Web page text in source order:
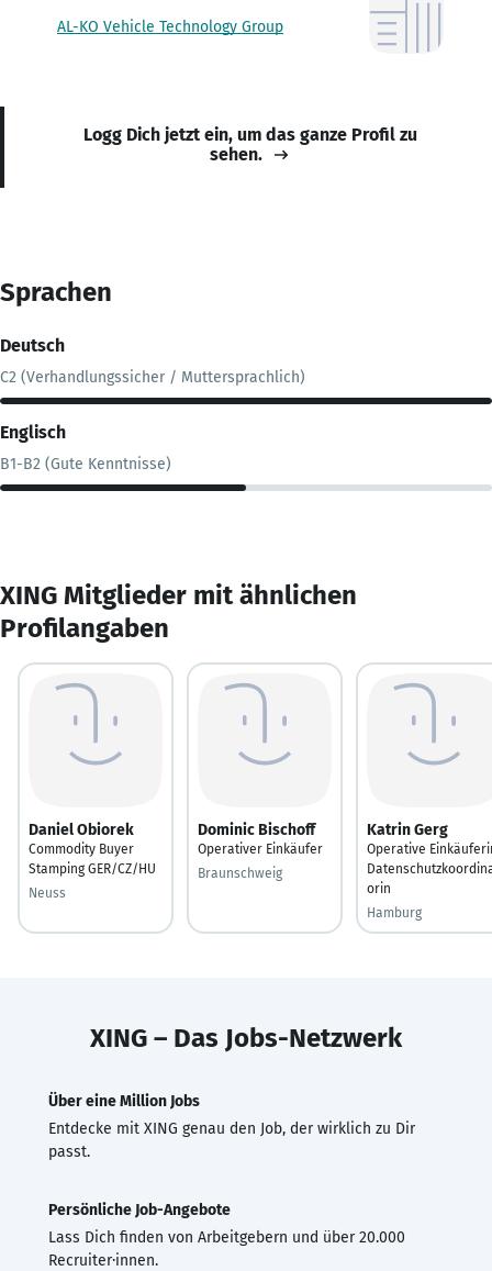
AL-KO Vehicle Technology Group
Logg Dich jetzt ein, um das ganze Profil zu
sehen.
Sprachen
Deutsch
C2 (Verhandlungssicher / Muttersprachlich)
Englisch
B1-B2 (Gute Kenntnisse)
XING Mitglieder mit ähnlichen
Profilangaben
Daniel Obiorek
Commodity Buyer
Stamping GER/CZ/HU
Neuss
Dominic Bischoff
Operativer Einkäufer
Braunschweig
Katrin Gerg
Operative
orin
Hamburg
XING – Das Jobs-Netzwerk
Über eine Million Jobs
Entdecke mit XING genau den Job, der wirklich zu Dir
passt.
Persönliche Job-Angebote
Lass Dich finden von Arbeitgebern und über 20.000
Recruiter·innen.